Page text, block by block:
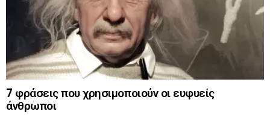
7 φράσεις που χρησιμοποιούν οι ευφυείς
άνθρωποι